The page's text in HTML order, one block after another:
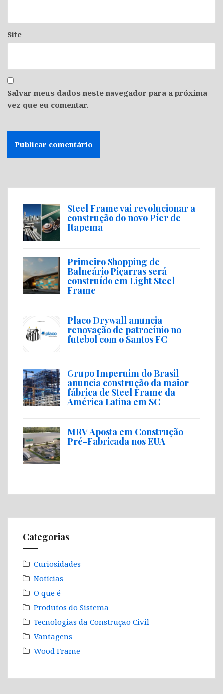
Site
Salvar meus dados neste navegador para a próxima
vez que eu comentar.
Steel Frame vai revolucionar a
construção do novo Píer de
Itapema
Primeiro Shopping de
Balneário Piçarras será
construído em Light Steel
Frame
Placo Drywall anuncia
renovação de patrocínio no
futebol com o Santos FC
Grupo Imperuim do Brasil
anuncia construção da maior
fábrica de Steel Frame da
América Latina em SC
MRV Aposta em Construção
Pré-Fabricada nos EUA
Categorias
Curiosidades
Notícias
O que é
Produtos do Sistema
Tecnologias da Construção Civil
Vantagens
Wood Frame